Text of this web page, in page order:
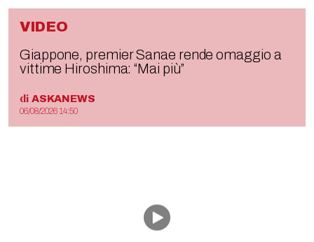
VIDEO
Giappone, premier Sanae rende omaggio a
vittime Hiroshima: “Mai più”
di ASKANEWS
06/08/2026 14:50